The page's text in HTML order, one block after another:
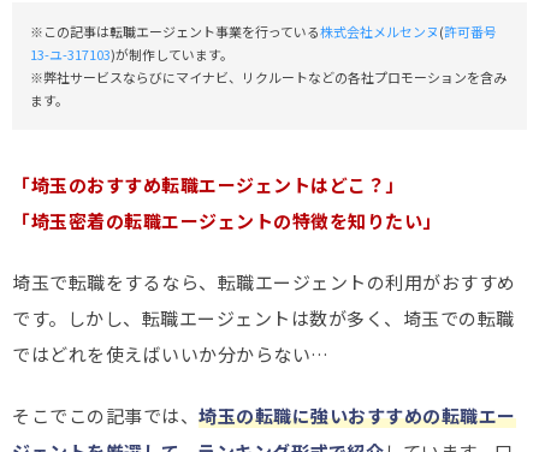
※この記事は転職エージェント事業を行っている株式会社メルセンヌ(許可番号
13-ユ-317103)が制作しています。
※弊社サービスならびにマイナビ、リクルートなどの各社プロモーションを含み
ます。
「埼玉のおすすめ転職エージェントはどこ？」
「埼玉密着の転職エージェントの特徴を知りたい」
埼玉で転職をするなら、転職エージェントの利用がおすすめ
です。しかし、転職エージェントは数が多く、埼玉での転職
ではどれを使えばいいか分からない…
そこでこの記事では、 埼玉の転職に強いおすすめの転職エー